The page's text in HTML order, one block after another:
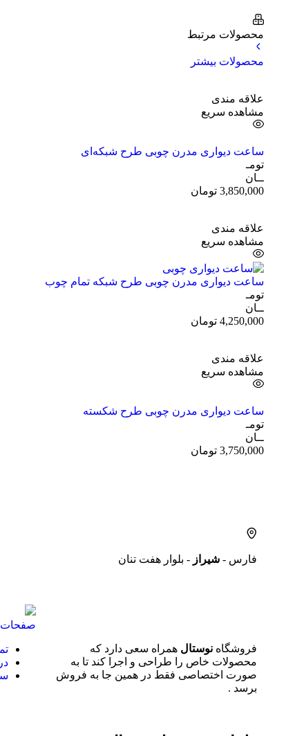
محصولات مرتبط
محصولات بیشتر
علاقه مندی
مشاهده سریع
ساعت دیواری مدرن چوبی طرح شبکه‌ای
تومـ
ــان
3,850,000 تومان
علاقه مندی
مشاهده سریع
ساعت دیواری مدرن چوبی طرح شبکه تمام چوب
تومـ
ــان
4,250,000 تومان
علاقه مندی
مشاهده سریع
ساعت دیواری مدرن چوبی طرح شکسته
تومـ
ــان
3,750,000 تومان
فارس - شیراز - بلوار هفت تنان
فروشگاه نوستال همراه سعی دارد که
محصولات خاص را طراحی و اجرا کند تا به
صورت اختصاصی فقط در همین جا به فروش
برسد .